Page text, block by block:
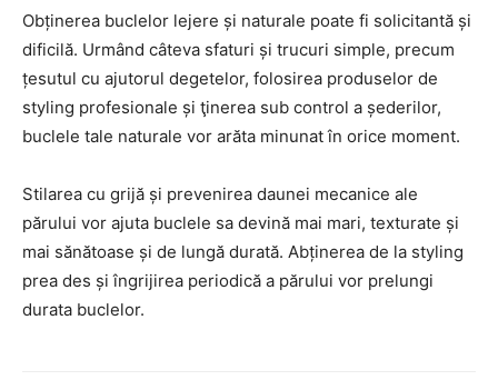
Obținerea buclelor lejere și naturale poate fi solicitantă și
dificilă. Urmând câteva sfaturi și trucuri simple, precum
țesutul cu ajutorul degetelor, folosirea produselor de
styling profesionale și ţinerea sub control a șederilor,
buclele tale naturale vor arăta minunat în orice moment.
Stilarea cu grijă și prevenirea daunei mecanice ale
părului vor ajuta buclele sa devină mai mari, texturate și
mai sănătoase și de lungă durată. Abținerea de la styling
prea des și îngrijirea periodică a părului vor prelungi
durata buclelor.